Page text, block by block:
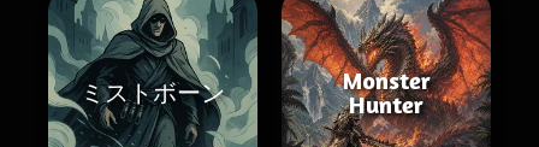
ミストボーン
Monster
Hunter